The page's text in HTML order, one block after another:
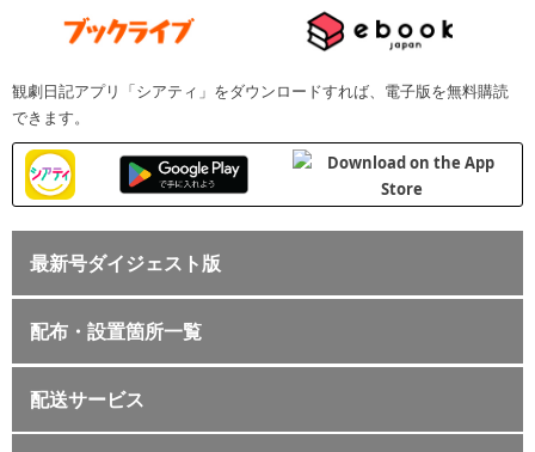
観劇日記アプリ「シアティ」をダウンロードすれば、電子版を無料購読
できます。
最新号ダイジェスト版
配布・設置箇所一覧
配送サービス